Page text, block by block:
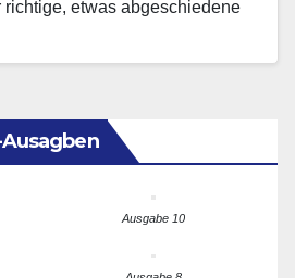
richtige, etwas abgeschiedene
Ausgabe 10